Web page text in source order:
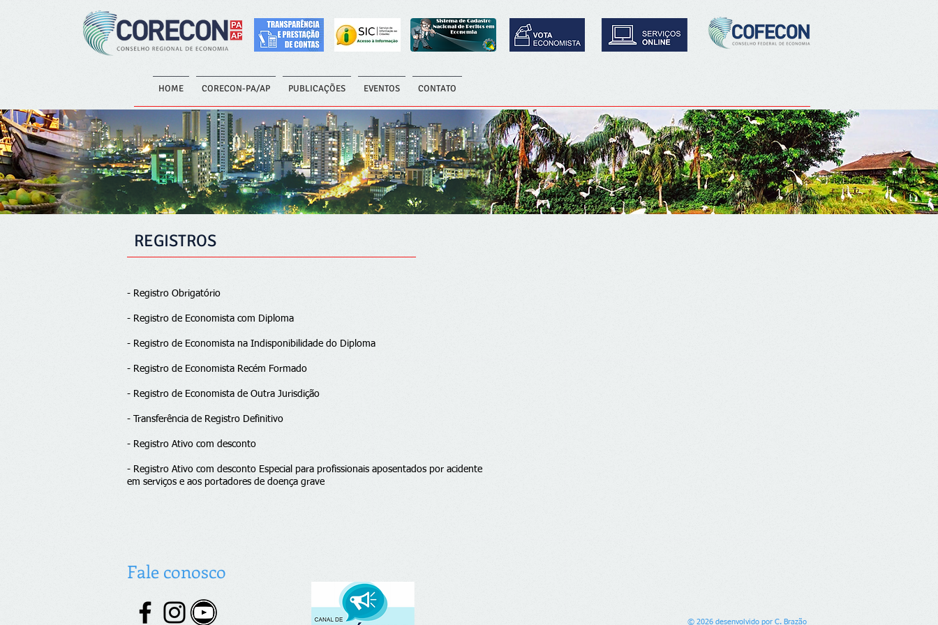
HOME CORECON-PA/AP PUBLICAÇÕES EVENTOS CONTATO
REGISTROS
- Registro Obrigatório
- Registro de Economista com Diploma
- Registro de Economista na Indisponibilidade do Diploma
- Registro de Economista Recém Formado
- Registro de Economista de Outra Jurisdição
- Transferência de Registro Definitivo
- Registro Ativo com desconto
- Registro Ativo com desconto Especial para profissionais aposentados por acidente
em serviços e aos portadores de doença grave
Fale conosco
© 2026 desenvolvido por C. Brazão